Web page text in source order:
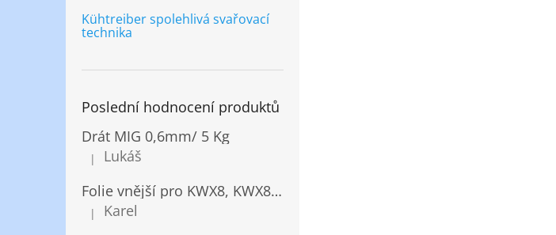
Kühtreiber spolehlivá svařovací
technika
Poslední hodnocení produktů
Drát MIG 0,6mm/ 5 Kg
Hodnocení produktu je 5 z 5 hvězdiček.
|
Lukáš
Folie vnější pro KWX8, KWX820/ 10ks
Hodnocení produktu je 5 z 5 hvězdiček.
|
Karel